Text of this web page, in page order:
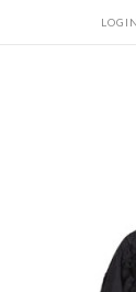
LOGIN